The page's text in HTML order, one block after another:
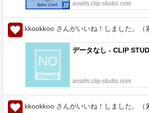
assets.clip-studio.com
kkookkoo さんがいいね！しました。（
データなし - CLIP
assets.clip-studio.com
kkookkoo さんがいいね！しました。（